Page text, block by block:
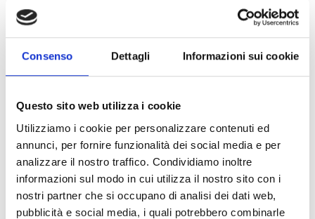
Consenso Dettagli Informazioni sui cookie
Questo sito web utilizza i cookie
Utilizziamo i cookie per personalizzare contenuti ed
annunci, per fornire funzionalità dei social media e per
analizzare il nostro traffico. Condividiamo inoltre
informazioni sul modo in cui utilizza il nostro sito con i
nostri partner che si occupano di analisi dei dati web,
pubblicità e social media, i quali potrebbero combinarle
Cubitus
Gemelli da polso cubitus - 205.9821R-001
€ 7.128,00
Maggiori info
Visualizza articolo